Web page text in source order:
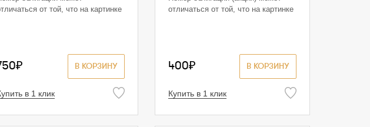
от той, что на картинке
В КОРЗИНУ
в 1 клик
отличаться от той, что на картинке
В КОРЗИНУ
400₽
Купить в 1 клик